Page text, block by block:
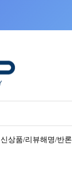
신상품/리뷰해명/반론